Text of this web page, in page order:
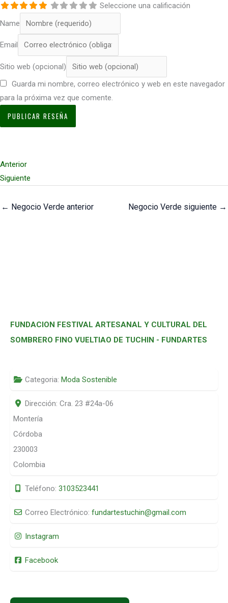
Seleccione una calificación
Name
Email
Sitio web (opcional)
Guarda mi nombre, correo electrónico y web en este navegador
para la próxima vez que comente.
Anterior
Siguiente
← Negocio Verde anterior Negocio Verde siguiente →
FUNDACION FESTIVAL ARTESANAL Y CULTURAL DEL
SOMBRERO FINO VUELTIAO DE TUCHIN - FUNDARTES
Categoria: Moda Sostenible
Dirección: Cra. 23 #24a-06
Montería
Córdoba
230003
Colombia
Teléfono: 3103523441
Correo Electrónico: fundartestuchin@gmail.com
Instagram
Facebook